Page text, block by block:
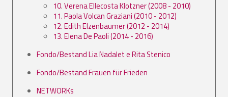
10. Verena Ellecosta Klotzner (2008 - 2010)
11. Paola Volcan Graziani (2010 - 2012)
12. Edith Elzenbaumer (2012 - 2014)
13. Elena De Paoli (2014 - 2016)
Fondo/Bestand Lia Nadalet e Rita Stenico
Fondo/Bestand Frauen für Frieden
NETWORKs